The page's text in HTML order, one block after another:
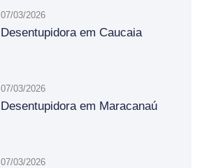
07/03/2026
Desentupidora em Caucaia
07/03/2026
Desentupidora em Maracanaú
07/03/2026